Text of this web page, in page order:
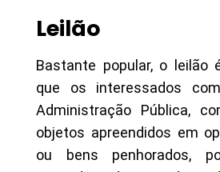
Leilão
Bastante popular, o leilão
que os interessados
Administração Pública,
objetos apreendidos em
ou bens penhorados,